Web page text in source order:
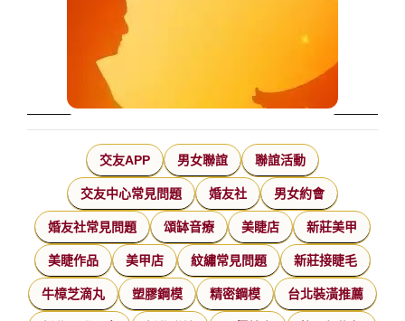
交友APP 男女聯誼 聯誼活動
交友中心常見問題 婚友社 男女約會
婚友社常見問題 頌缽音療 美睫店 新莊美甲
美睫作品 美甲店 紋繡常見問題 新莊接睫毛
牛樟芝滴丸 塑膠鋼模 精密鋼模 台北裝潢推薦